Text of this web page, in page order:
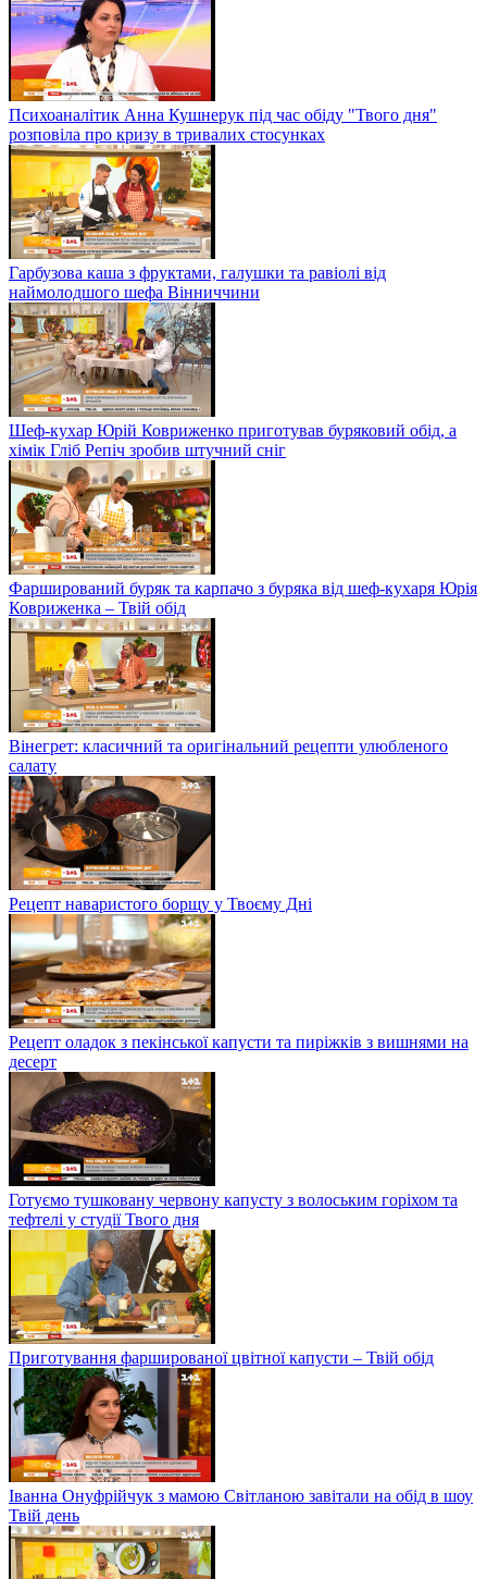
Психоаналітик Анна Кушнерук під час обіду "Твого дня"
розповіла про кризу в тривалих стосунках
Гарбузова каша з фруктами, галушки та равіолі від
наймолодшого шефа Вінниччини
Шеф-кухар Юрій Ковриженко приготував буряковий обід, а
хімік Гліб Репіч зробив штучний сніг
Фарширований буряк та карпачо з буряка від шеф-кухаря Юрія
Ковриженка – Твій обід
Вінегрет: класичний та оригінальний рецепти улюбленого
салату
Рецепт наваристого борщу у Твоєму Дні
Рецепт оладок з пекінської капусти та пиріжків з вишнями на
десерт
Готуємо тушковану червону капусту з волоським горіхом та
тефтелі у студії Твого дня
Приготування фаршированої цвітної капусти – Твій обід
Іванна Онуфрійчук з мамою Світланою завітали на обід в шоу
Твій день